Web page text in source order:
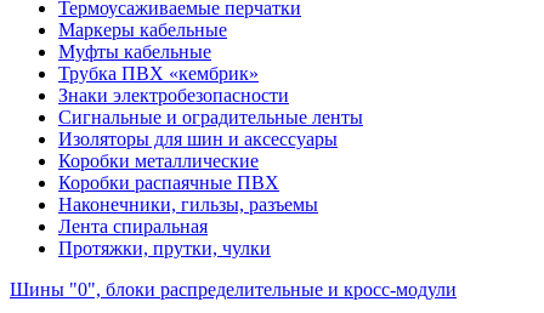
Термоусаживаемые перчатки
Маркеры кабельные
Муфты кабельные
Трубка ПВХ «кембрик»
Знаки электробезопасности
Сигнальные и оградительные ленты
Изоляторы для шин и аксессуары
Коробки металлические
Коробки распаячные ПВХ
Наконечники, гильзы, разъемы
Лента спиральная
Протяжки, прутки, чулки
Шины "0", блоки распределительные и кросс-модули